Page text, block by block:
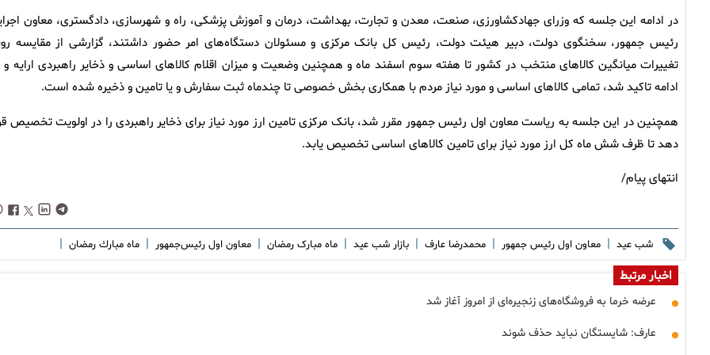
در ادامه این جلسه که وزرای جهادکشاورزی، صنعت، معدن و تجارت، بهداشت، درمان و آموزش پزشکی، راه و شهرسازی، دادگستری، معاون
رئیس جمهور، سخنگوی دولت، دبیر هیئت دولت، رئیس کل بانک مرکزی و مسئولان دستگاه‌های امر حضور داشتند، گزارشی از مقایسه
تغییرات میانگین کالاهای منتخب در کشور تا هفته سوم اسفند ماه و همچنین وضعیت و میزان اقلام کالاهای اساسی و ذخایر راهبردی ارایه و
ادامه تاکید شد، تمامی کالاهای اساسی و مورد نیاز مردم با همکاری بخش خصوصی تا چندماه ثبت سفارش و یا تامین و ذخیره شده است.
همچنین در این جلسه به ریاست معاون اول رئیس جمهور مقرر شد، بانک مرکزی تامین ارز مورد نیاز برای ذخایر راهبردی را در اولویت تخصیص
دهد تا ظرف شش ماه کل ارز مورد نیاز برای تامین کالاهای اساسی تخصیص یابد.
انتهای پیام/
شب عید | معاون اول رئیس جمهور | محمدرضا عارف | بازار شب عید | ماه مبارک رمضان | معاون اول رئیس‌جمهور | ماه مبارك رمضان |
اخبار مرتبط
عرضه خرما به فروشگاه‌های زنجیره‌ای از امروز آغاز شد
عارف: شایستگان نباید حذف شوند